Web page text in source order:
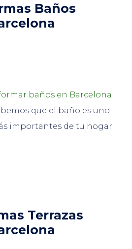
Baños
baños en Barcelona
que el baño es uno
importantes de tu hogar
Terrazas